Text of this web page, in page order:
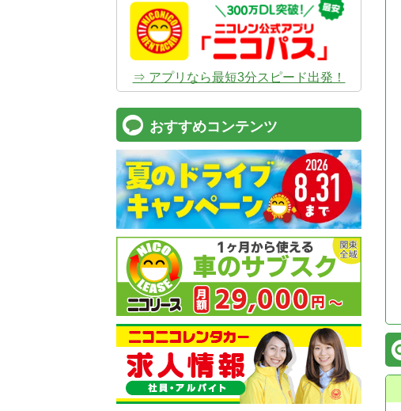
⇒ アプリなら最短3分スピード出発！
おすすめコンテンツ